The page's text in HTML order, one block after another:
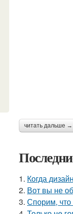
читать дальше →
1. Когда
2. Вот вы не
3. Спорим, что